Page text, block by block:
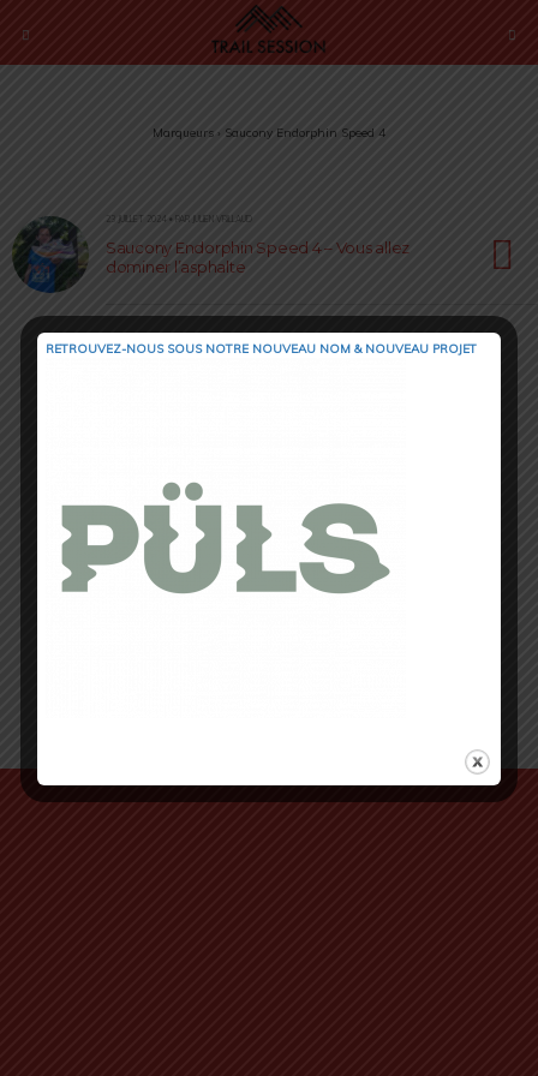
Marqueurs › Saucony Endorphin Speed 4
23 JUILLET 2024 • PAR JULIEN VRILLAUD
Saucony Endorphin Speed 4 – Vous allez
dominer l’asphalte
RETROUVEZ-NOUS SOUS NOTRE NOUVEAU NOM & NOUVEAU PROJET